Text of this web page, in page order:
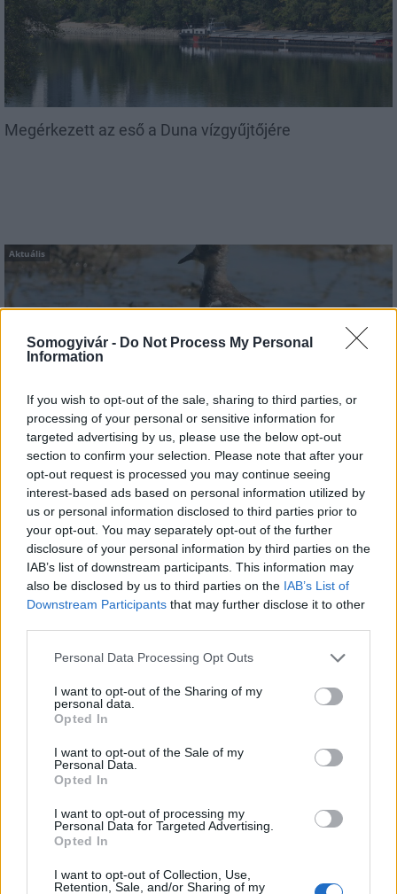
Somogyivár - Do Not Process My Personal
Information
If you wish to opt-out of the sale, sharing to third parties, or
processing of your personal or sensitive information for
targeted advertising by us, please use the below opt-out
section to confirm your selection. Please note that after your
opt-out request is processed you may continue seeing
interest-based ads based on personal information utilized by
us or personal information disclosed to third parties prior to
your opt-out. You may separately opt-out of the further
disclosure of your personal information by third parties on the
IAB’s list of downstream participants. This information may
also be disclosed by us to third parties on the IAB’s List of
Downstream Participants that may further disclose it to other
Please note that this website/app uses one or more Google
not limited to your visit or usage behaviour. You may click to
grant or deny consent to Google and its third-party tags to
use your data for below specified purposes in below Google
consent section.
Personal Data Processing Opt Outs
I want to opt-out of the Sharing of my
personal data.
Opted In
I want to opt-out of the Sale of my
Personal Data.
Opted In
I want to opt-out of processing my
Personal Data for Targeted Advertising.
Opted In
I want to opt-out of Collection, Use,
Retention, Sale, and/or Sharing of my
Megérkezett az eső a Duna vízgyűjtőjére
Aktuális
Hőség és vízhiány - itatók feltöltésével segítik a
vadállományt a somogyi erdőkben
Amire többmillióan vártunk: szombattól másodfokúra
csökken a riasztás
MAGYAR ÉPÍTŐK